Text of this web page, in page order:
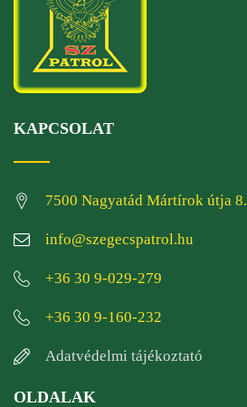
KAPCSOLAT
7500 Nagyatád Mártírok útja 8.
info@szegecspatrol.hu
+36 30 9-029-279
+36 30 9-160-232
Adatvédelmi tájékoztató
OLDALAK